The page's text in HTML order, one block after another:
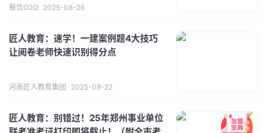
餐饮O2O 2025-08-26
匠人教育：速学！一建案例题4大技巧
让阅卷老师快速识别得分点
河南匠人教育集团 2025-08-22
匠人教育：别错过！25年郑州事业单位